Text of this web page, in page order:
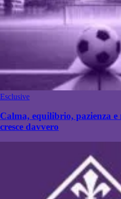
Esclusive
Calma, equilibrio, pazienza
cresce davvero